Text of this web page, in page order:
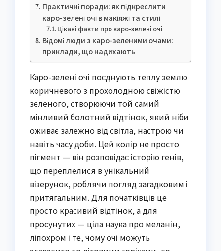
Практичні поради: як підкреслити
каро-зелені очі в макіяжі та стилі
Цікаві факти про каро-зелені очі
Відомі люди з каро-зеленими очами:
приклади, що надихають
Каро-зелені очі поєднують теплу землю
коричневого з прохолодною свіжістю
зеленого, створюючи той самий
мінливий болотний відтінок, який ніби
оживає залежно від світла, настрою чи
навіть часу доби. Цей колір не просто
пігмент — він розповідає історію генів,
що переплелися в унікальний
візерунок, роблячи погляд загадковим і
притягальним. Для початківців це
просто красивий відтінок, а для
просунутих — ціла наука про меланін,
ліпохром і те, чому очі можуть